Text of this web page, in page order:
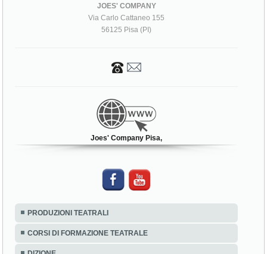
JOES' COMPANY
Via Carlo Cattaneo 155
56125 Pisa (PI)
Joes' Company Pisa,
PRODUZIONI TEATRALI
CORSI DI FORMAZIONE TEATRALE